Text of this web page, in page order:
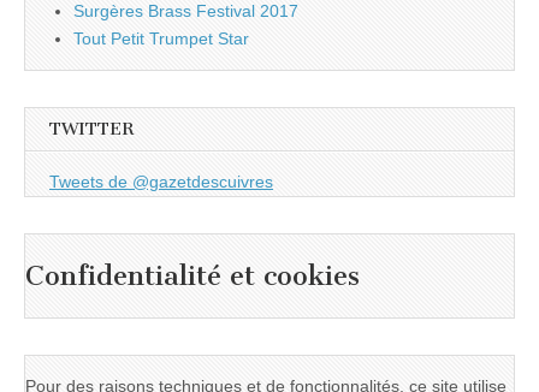
Surgères Brass Festival 2017
Tout Petit Trumpet Star
TWITTER
Tweets de @gazetdescuivres
Confidentialité et cookies
Pour des raisons techniques et de fonctionnalités, ce site utilise